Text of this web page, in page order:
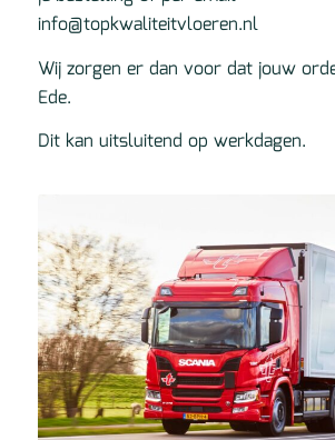
info@topkwaliteitvloeren.nl
Wij zorgen er dan voor dat jouw
Ede.
Dit kan uitsluitend op werkdagen.